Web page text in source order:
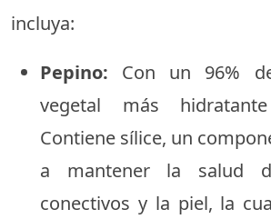
incluya:
Pepino: Con un 96%
vegetal más
Contiene sílice, un
a mantener la salud
conectivos y la piel, la